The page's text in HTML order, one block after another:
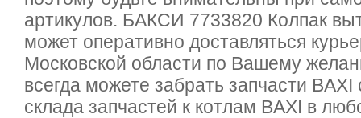
артикулов. БАКСИ 7733820 Колпак
может оперативно доставляться
Московской области по Вашему
всегда можете забрать запчасти
склада запчастей к котлам BAXI в